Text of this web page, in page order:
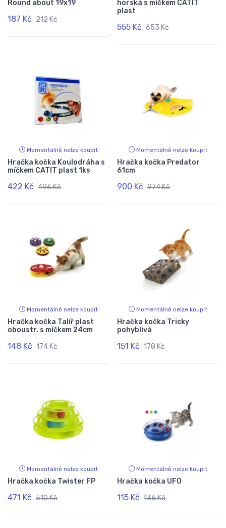
Round about 19x19
187 Kč 212 Kč
horská s míčkem CATIT
plast
555 Kč 653 Kč
Momentálně nelze koupit
Hračka kočka Koulodráha s
míčkem CATIT plast 1ks
422 Kč 496 Kč
Momentálně nelze koupit
Hračka kočka Predator
61cm
900 Kč 974 Kč
Momentálně nelze koupit
Hračka kočka Talíř plast
oboustr. s míčkem 24cm
148 Kč 174 Kč
Momentálně nelze koupit
Hračka kočka Tricky
pohyblivá
151 Kč 178 Kč
Momentálně nelze koupit
Hračka kočka Twister FP
471 Kč 510 Kč
Momentálně nelze koupit
Hračka kočka UFO
115 Kč 136 Kč